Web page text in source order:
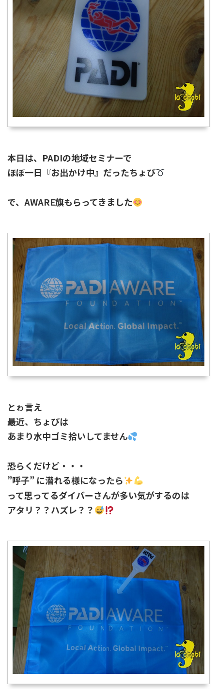
本日は、PADIの地域セミナーで
ほぼ一日『お出かけ中』だったちょび
で、AWARE旗もらってきました
とゎ言え
最近、ちょびは
あまり水中ゴミ拾いしてません
恐らくだけど・・・
”呼子” に潜れる様になったら
って思ってるダイバーさんが多い気がするのは
アタリ？？ハズレ？？